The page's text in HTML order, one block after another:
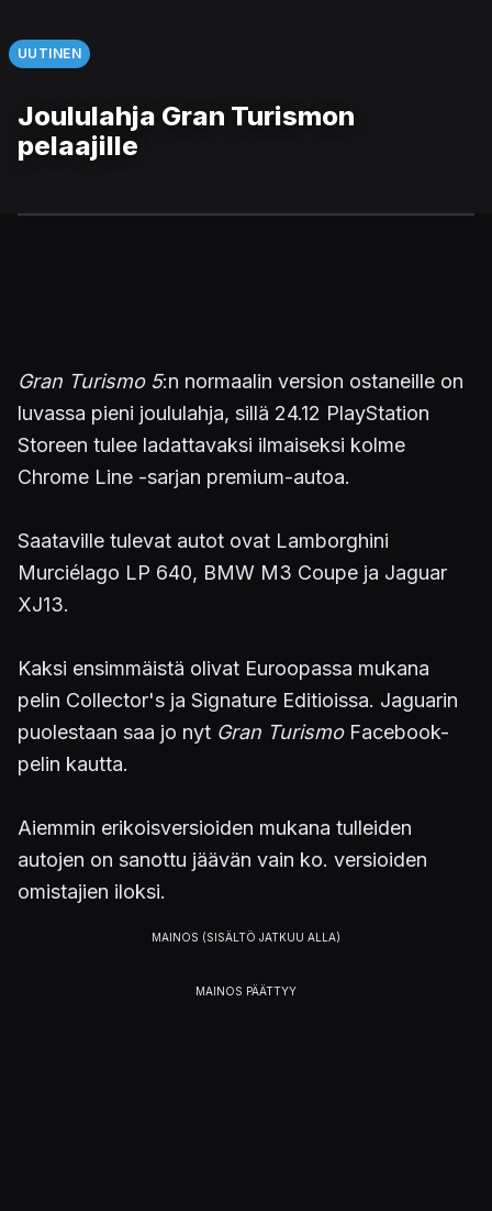
UUTINEN
Joululahja Gran Turismon
pelaajille
Gran Turismo 5:n normaalin version ostaneille on
luvassa pieni joululahja, sillä 24.12 PlayStation
Storeen tulee ladattavaksi ilmaiseksi kolme
Chrome Line -sarjan premium-autoa.
Saataville tulevat autot ovat Lamborghini
Murciélago LP 640, BMW M3 Coupe ja Jaguar
XJ13.
Kaksi ensimmäistä olivat Euroopassa mukana
pelin Collector's ja Signature Editioissa. Jaguarin
puolestaan saa jo nyt Gran TurismoFacebook-
pelin kautta.
Aiemmin erikoisversioiden mukana tulleiden
autojen on sanottu jäävän vain ko. versioiden
omistajien iloksi.